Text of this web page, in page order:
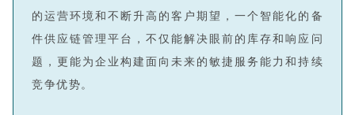
的运营环境和不断升高的客户期望，一个智能化的备
件供应链管理平台，不仅能解决眼前的库存和响应问
题，更能为企业构建面向未来的敏捷服务能力和持续
竞争优势。